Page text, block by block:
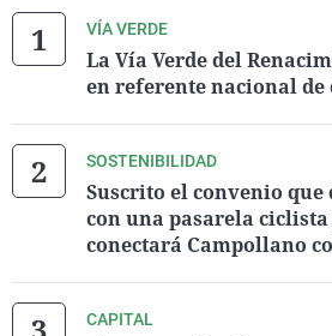
VÍA VERDE
La Vía Verde del
en referente nacional
SOSTENIBILIDAD
Suscrito el convenio que
con una pasarela
conectará Campollano
CAPITAL